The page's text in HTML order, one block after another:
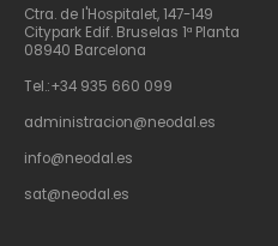
Ctra. de l'Hospitalet, 147-149
Citypark Edif. Bruselas 1ª Planta
08940 Barcelona
Tel.:+34 935 660 099
administracion@neodal.es
info@neodal.es
sat@neodal.es